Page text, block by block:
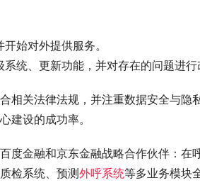
始对外提供服务。
统、更新功能，并对存在的问题进行
相关法律法规，并注重数据安全与隐
建设的成功率。
金融和京东金融战略合作伙伴：在
检系统、预测外呼系统等多业务模块